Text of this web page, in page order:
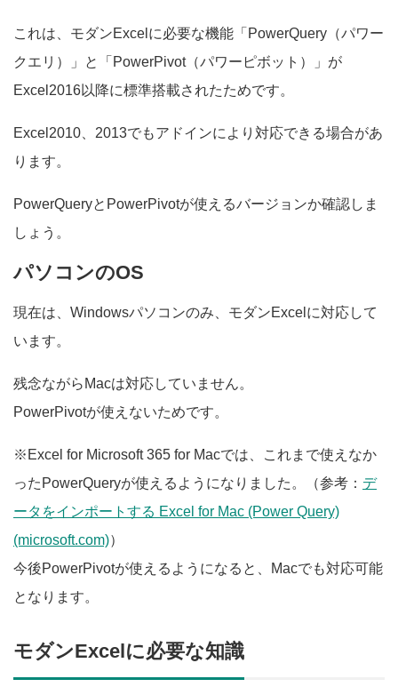
これは、モダンExcelに必要な機能「PowerQuery（パワー
クエリ）」と「PowerPivot（パワーピボット）」が
Excel2016以降に標準搭載されたためです。
Excel2010、2013でもアドインにより対応できる場合があ
ります。
PowerQueryとPowerPivotが使えるバージョンか確認しま
しょう。
パソコンのOS
現在は、Windowsパソコンのみ、モダンExcelに対応して
います。
残念ながらMacは対応していません。
PowerPivotが使えないためです。
※Excel for Microsoft 365 for Macでは、これまで使えなか
ったPowerQueryが使えるようになりました。（参考： デ
ータをインポートする Excel for Mac (Power Query)
(microsoft.com)）
今後PowerPivotが使えるようになると、Macでも対応可能
となります。
モダンExcelに必要な知識